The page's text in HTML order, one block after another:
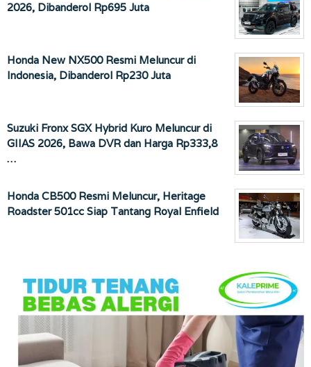
2026, Dibanderol Rp695 Juta
Honda New NX500 Resmi Meluncur di
Indonesia, Dibanderol Rp230 Juta
Suzuki Fronx SGX Hybrid Kuro Meluncur di
GIIAS 2026, Bawa DVR dan Harga Rp333,8
…
Honda CB500 Resmi Meluncur, Heritage
Roadster 501cc Siap Tantang Royal Enfield